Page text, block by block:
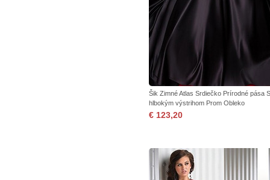
Šik Zimné Atlas Srdiečko Prírodné pása S
hlbokým výstrihom Prom Obleko
€ 123,20